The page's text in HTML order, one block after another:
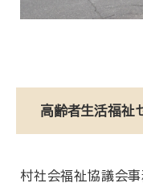
高齢者生活福祉
村社会福祉協議会